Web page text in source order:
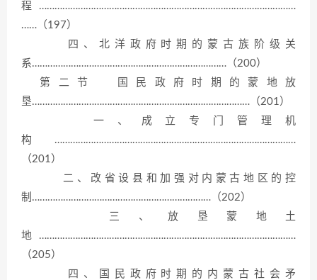
程………………………………………………………………………………………
……（197）
四、北洋政府时期的蒙古族阶级关
系…………………………………………………………………（200）
第二节 国民政府时期的蒙地放
垦…………………………………………………………………………（201）
一、成立专门管理机
构…………………………………………………………………………………
（201）
二、改省设县和加强对内蒙古地区的控
制……………………………………………………………（202）
三、放垦蒙地土
地………………………………………………………………………………………
（205）
四、国民政府时期的内蒙古社会矛